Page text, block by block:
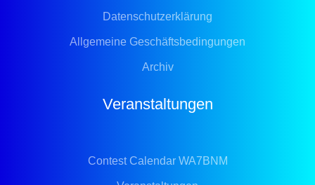
Datenschutzerklärung
Allgemeine Geschäftsbedingungen
Archiv
Veranstaltungen
Contest Calendar WA7BNM